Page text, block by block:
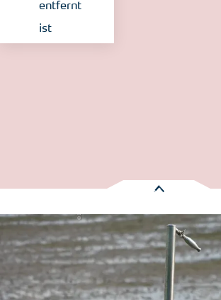
entfernt
ist
Es wurden 1 Treffergefunden:
Nordstrand Entfernung anzeigen
© Nordstrand Tourismus / Elena Schütt